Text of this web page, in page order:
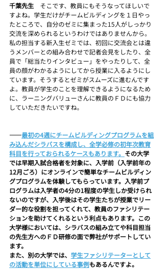
千葉先生 そこです、教員にもそうなってほしいで
すよね。学生だけがチームビルディングを１日やっ
たところで、自分のゼミに集まった15人がしっかり
交流を深められるというわけではありませんから。
私の担当する新入生ゼミでは、初回に交流会とは違
うメンバーとの組み合わせで記者会見をしたり、全
員で「総当たりインタビュー」をやったりして、全
員の顔がわかるようにしてから授業に入るようにし
ています。そうするとゼミがスムーズに進むんです
よ。教員が学生のことを理解できるようになるため
に、ラーニングバリューさんに教員のＦＤにも協力
していただきたいですね。
――最初の4週にチームビルディングプログラムを組
み込んだシラバスを構成し、全学必修の初年次教育
科目を行っておられるケースもあります。 その大学
では早期入試合格者を対象に、入学前（入学前年の
12月ごろ）にオンラインで簡単なチームビルディン
グプログラムを体験してもらっています。入学前プ
ログラムは入学者の4分の1程度の学生しか受けられ
ないのですが、入学後はその学生たちが授業でリー
ダー的な役割を担ってくれて、教員のファシリテー
ションを助けてくれるという利点もあります。この
大学様においては、シラバスの組み立てや科目担当
の先生方へのＦＤ研修の面で弊社がサポートしてい
ます。
また、別の大学では、 学生ファシリテーターとして
の活動を単位にしている事例もあるんですよ。